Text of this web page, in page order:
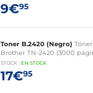
9€95
Toner B.2420 (Negro)
Brother TN-2420 (3000
STOCK : EN STOCK
17€95